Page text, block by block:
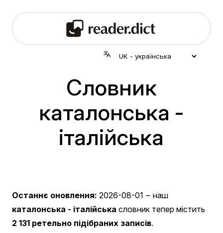
Словник
каталонська -
італійська
Останнє оновлення: 2026-08-01 ‒ наш
каталонська - італійська словник тепер містить
2 131 ретельно підібраних записів.